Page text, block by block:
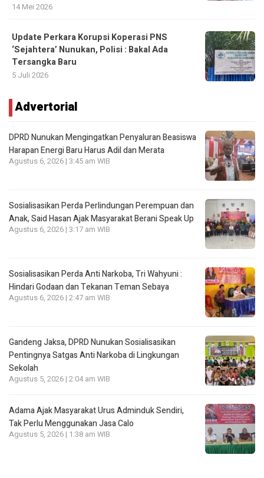
14 Mei 2026
Update Perkara Korupsi Koperasi PNS
‘Sejahtera’ Nunukan, Polisi : Bakal Ada
Tersangka Baru
5 Juli 2026
Advertorial
DPRD Nunukan Mengingatkan Penyaluran Beasiswa
Harapan Energi Baru Harus Adil dan Merata
Agustus 6, 2026 | 3:45 am WIB
Sosialisasikan Perda Perlindungan Perempuan dan
Anak, Said Hasan Ajak Masyarakat Berani Speak Up
Agustus 6, 2026 | 3:17 am WIB
Sosialisasikan Perda Anti Narkoba, Tri Wahyuni :
Hindari Godaan dan Tekanan Teman Sebaya
Agustus 6, 2026 | 2:47 am WIB
Gandeng Jaksa, DPRD Nunukan Sosialisasikan
Pentingnya Satgas Anti Narkoba di Lingkungan
Sekolah
Agustus 5, 2026 | 2:04 am WIB
Adama Ajak Masyarakat Urus Adminduk Sendiri,
Tak Perlu Menggunakan Jasa Calo
Agustus 5, 2026 | 1:38 am WIB